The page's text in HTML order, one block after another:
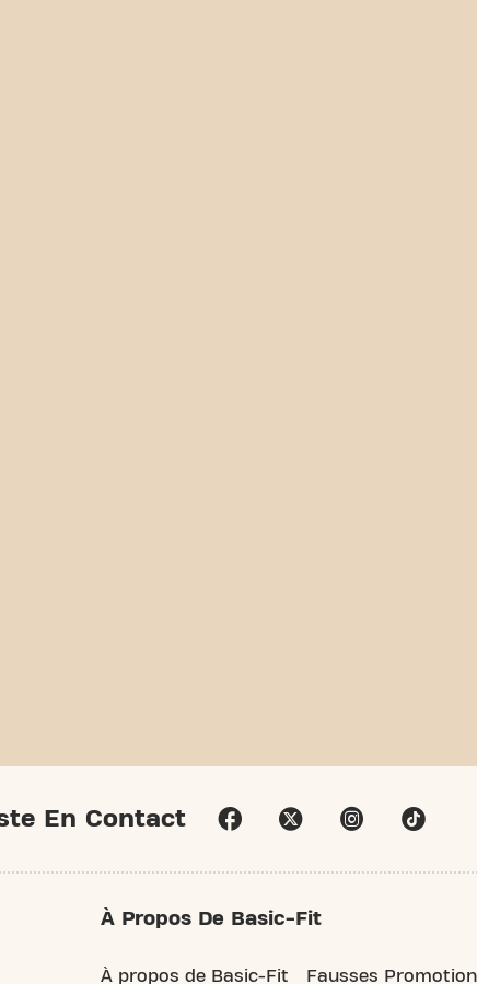
En Contact
À Propos De Basic-Fit
À propos de Basic-Fit Fausses